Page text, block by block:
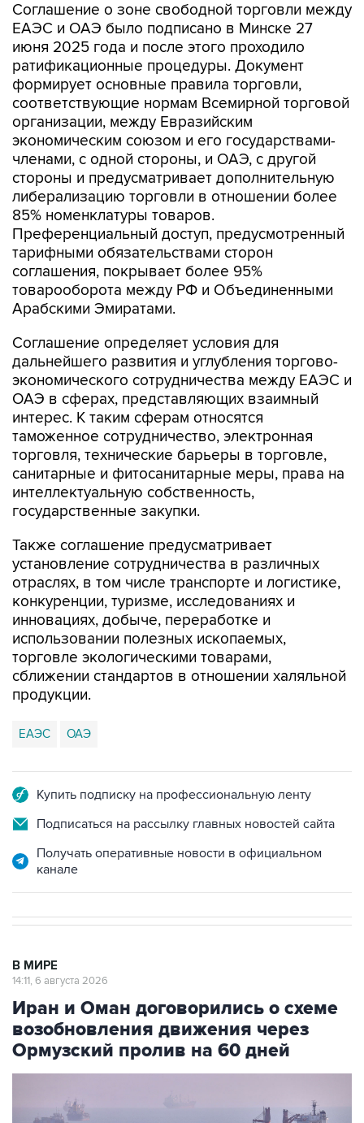
Соглашение о зоне свободной торговли между
ЕАЭС и ОАЭ было подписано в Минске 27
июня 2025 года и после этого проходило
ратификационные процедуры. Документ
формирует основные правила торговли,
соответствующие нормам Всемирной торговой
организации, между Евразийским
экономическим союзом и его государствами-
членами, с одной стороны, и ОАЭ, с другой
стороны и предусматривает дополнительную
либерализацию торговли в отношении более
85% номенклатуры товаров.
Преференциальный доступ, предусмотренный
тарифными обязательствами сторон
соглашения, покрывает более 95%
товарооборота между РФ и Объединенными
Арабскими Эмиратами.
Соглашение определяет условия для
дальнейшего развития и углубления торгово-
экономического сотрудничества между ЕАЭС и
ОАЭ в сферах, представляющих взаимный
интерес. К таким сферам относятся
таможенное сотрудничество, электронная
торговля, технические барьеры в торговле,
санитарные и фитосанитарные меры, права на
интеллектуальную собственность,
государственные закупки.
Также соглашение предусматривает
установление сотрудничества в различных
отраслях, в том числе транспорте и логистике,
конкуренции, туризме, исследованиях и
инновациях, добыче, переработке и
использовании полезных ископаемых,
торговле экологическими товарами,
сближении стандартов в отношении халяльной
продукции.
ЕАЭС ОАЭ
Купить подписку на профессиональную ленту
Подписаться на рассылку главных новостей сайта
Получать оперативные новости в официальном
канале
В МИРЕ
14:11, 6 августа 2026
Иран и Оман договорились о схеме
возобновления движения через
Ормузский пролив на 60 дней